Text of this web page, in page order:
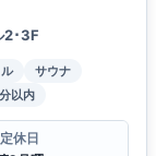
2･3F
サウナ
以内
定休日